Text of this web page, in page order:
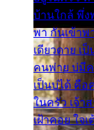
บ้านใกล้ พึ่ง
พา กันเข้าพ
เดียวดาย เ
คนพ่าย บ่มีค
เป็นบ่ได้ คือ
ในครัว เจ้า
เฝ้าคอย ใจ